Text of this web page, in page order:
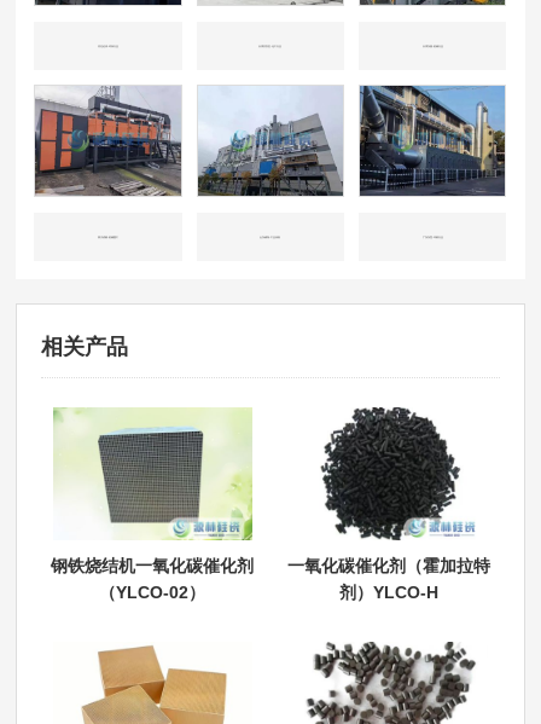
河北沧州-环保行业 天津开发区-化工行业 天津东丽-机械行业
四川成都-机械重工 山东威海-工业涂装 广东东莞-印刷行业
相关产品
钢铁烧结机一氧化碳催化剂
（YLCO-02）
一氧化碳催化剂（霍加拉特
剂）YLCO-H